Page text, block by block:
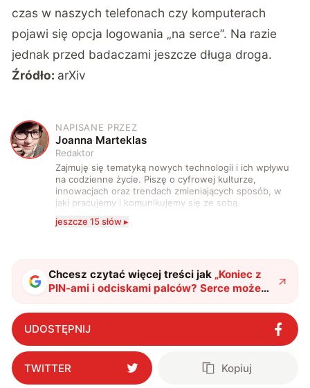
czas w naszych telefonach czy komputerach
pojawi się opcja logowania „na serce”. Na razie
jednak przed badaczami jeszcze długa droga.
Źródło: arXiv
J
NAPISANE PRZEZ
Joanna Marteklas
Redaktor
Zajmuję się tematyką nowych technologii i ich wpływu
na codzienne życie. Piszę o cyfrowej kulturze,
innowacjach oraz trendach zmieniających sposób, w
jaki pracujemy i komunikujemy się ze sobą.
technologii a współczesną popkulturą. W wolnych
jeszcze 15 słów ▸
Chcesz czytać więcej treści jak „Koniec z
PIN-ami i odciskami palców? Serce może
stać się nowym zabezpieczeniem"?
UDOSTĘPNIJ
TWITTER Kopiuj